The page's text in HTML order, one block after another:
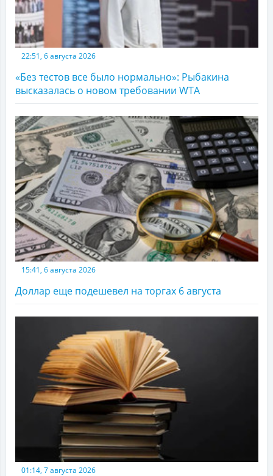
22:51, 6 августа 2026
«Без тестов все было нормально»: Рыбакина
высказалась о новом требовании WTA
15:41, 6 августа 2026
Доллар еще подешевел на торгах 6 августа
01:14, 7 августа 2026